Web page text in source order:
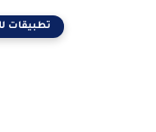
تطبيقات